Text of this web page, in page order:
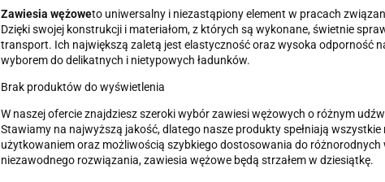
Zawiesia wężoweto uniwersalny i niezastąpiony element w pracach
Dzięki swojej konstrukcji i materiałom, z których są wykonane, świetnie
transport. Ich największą zaletą jest elastyczność oraz wysoka odporność
wyborem do delikatnych i nietypowych ładunków.
Brak produktów do wyświetlenia
W naszej ofercie znajdziesz szeroki wybór zawiesi wężowych o różnym
Stawiamy na najwyższą jakość, dlatego nasze produkty spełniają
użytkowaniem oraz możliwością szybkiego dostosowania do różnorodnych
niezawodnego rozwiązania, zawiesia wężowe będą strzałem w dziesiątkę.